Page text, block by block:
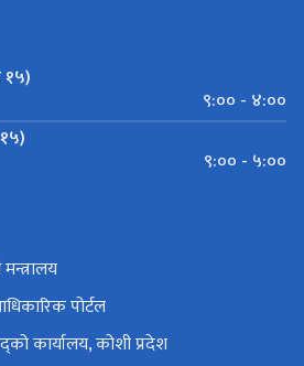
१५)
९:०० - ४:००
९:०० - ५:००
पोर्टल
कार्यालय, कोशी प्रदेश